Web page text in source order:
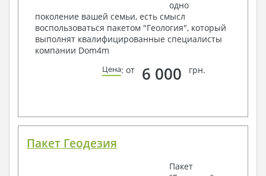
одно
поколение вашей семьи, есть смысл
воспользоваться пакетом "Геология", который
выполнят квалифицированные специалисты
компании Dom4m
Цена: от 6 000 грн.
Пакет Геодезия
Пакет